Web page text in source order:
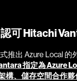
可 Hitachi
推出 Azure Local 的
指定為 Azure
構、儲存空間合作夥